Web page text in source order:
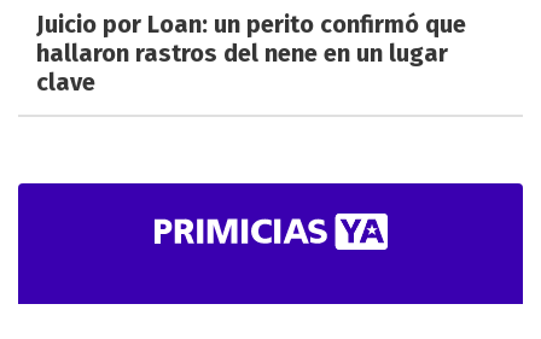
Juicio por Loan: un perito confirmó que
hallaron rastros del nene en un lugar
clave